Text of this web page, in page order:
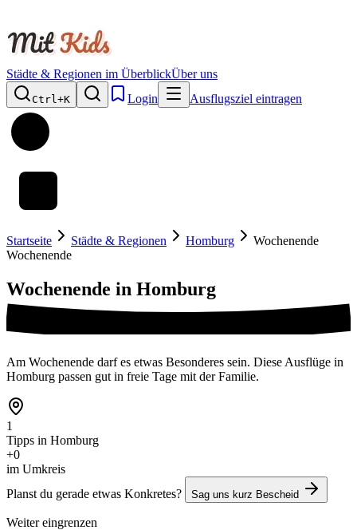
Städte & Regionen im ÜberblickÜber uns
Ctrl+K Login Ausflugsziel eintragen
Startseite Städte & Regionen Homburg
Wochenende
Wochenende
Wochenende in Homburg
Am Wochenende darf es etwas Besonderes sein. Diese Ausflüge in
Homburg passen gut in freie Tage mit der Familie.
1
Tipps in Homburg
+0
im Umkreis
Planst du gerade etwas Konkretes?
Sag uns kurz Bescheid
Weiter eingrenzen